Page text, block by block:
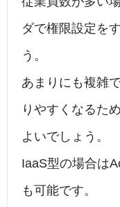
ダで権限設定を
う。
あまりにも複雑
りやすくなるた
よいでしょう。
IaaS型の場合は
も可能です。